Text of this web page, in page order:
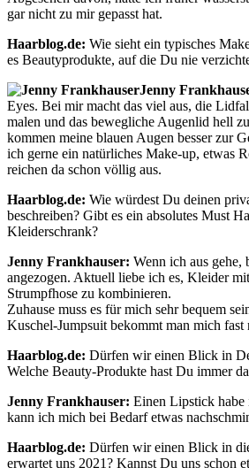
gar nicht zu mir gepasst hat.
Haarblog.de: Wie sieht ein typisches
es Beautyprodukte, auf die Du nie
Jenny
Eyes. Bei mir macht das viel aus, die
malen und das bewegliche Augenlid hell
kommen meine blauen Augen besser zur
ich gerne ein natürliches Make-up, etwas
reichen da schon völlig aus.
Haarblog.de: Wie würdest Du deinen
beschreiben? Gibt es ein absolutes Must
Kleiderschrank?
Jenny Frankhauser: Wenn ich aus gehe,
angezogen. Aktuell liebe ich es, Kleider
Strumpfhose zu kombinieren.
Zuhause muss es für mich sehr bequem
Kuschel-Jumpsuit bekommt man mich
Haarblog.de: Dürfen wir einen Blick in
Welche Beauty-Produkte hast Du immer
Jenny Frankhauser: Einen Lipstick habe
kann ich mich bei Bedarf etwas
Haarblog.de: Dürfen wir einen Blick in
erwartet uns 2021? Kannst Du uns schon